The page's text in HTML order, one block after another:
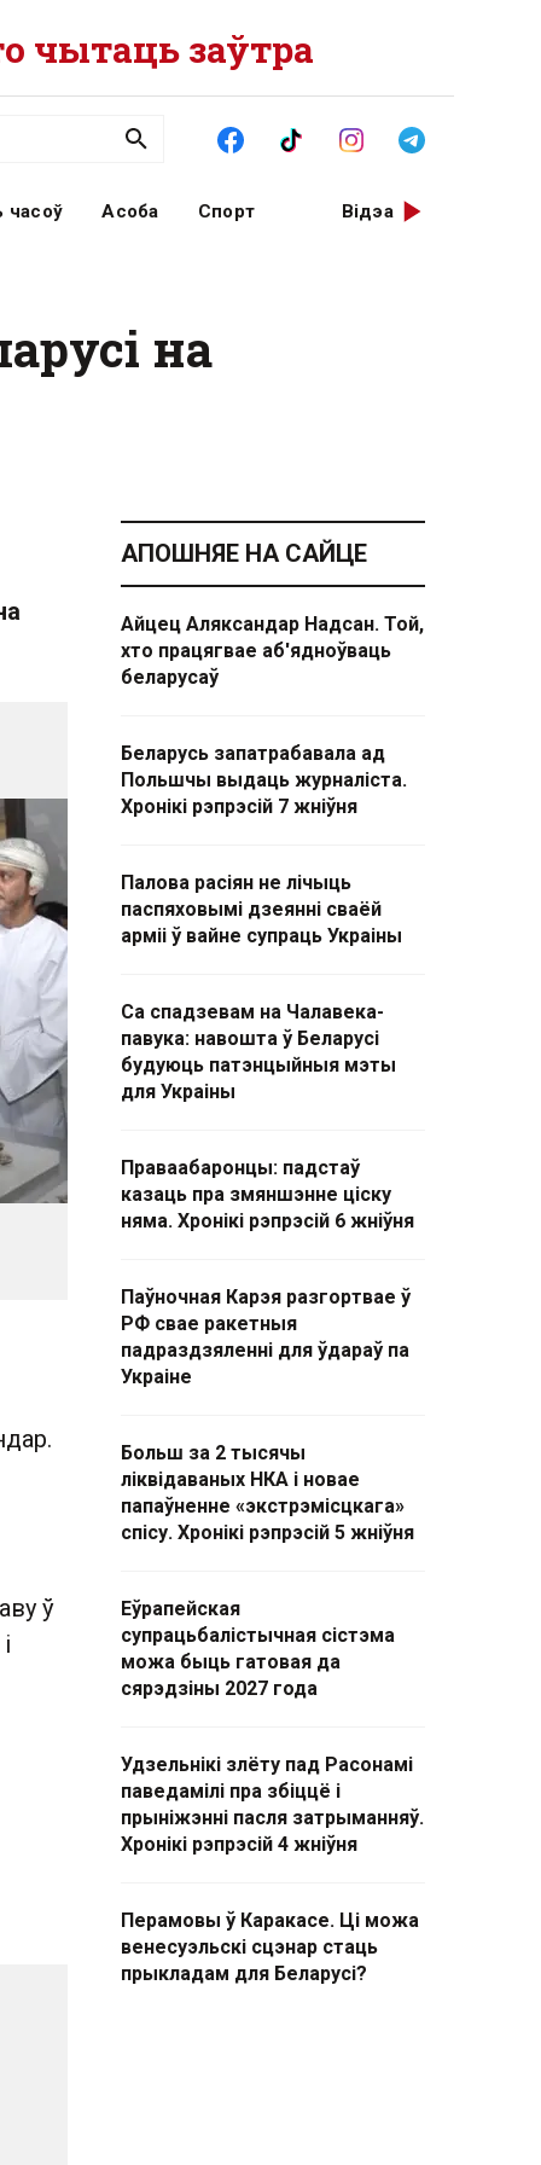
чытаць заўтра
часоў Асоба Спорт Відэа
на
ў
АПОШНЯЕ НА САЙЦЕ
Айцец Аляксандар Надсан. Той,
хто працягвае аб'ядноўваць
беларусаў
Беларусь запатрабавала ад
Польшчы выдаць журналіста.
Хронікі рэпрэсій 7 жніўня
Палова расіян не лічыць
паспяховымі дзеянні сваёй
арміі ў вайне супраць Украіны
Са спадзевам на Чалавека-
павука: навошта ў Беларусі
будуюць патэнцыйныя мэты
для Украіны
Праваабаронцы: падстаў
казаць пра змяншэнне ціску
няма. Хронікі рэпрэсій 6 жніўня
Паўночная Карэя разгортвае ў
РФ свае ракетныя
падраздзяленні для ўдараў па
Украіне
Больш за 2 тысячы
ліквідаваных НКА і новае
папаўненне «экстрэмісцкага»
спісу. Хронікі рэпрэсій 5 жніўня
Еўрапейская
супрацьбалістычная сістэма
можа быць гатовая да
сярэдзіны 2027 года
Удзельнікі злёту пад Расонамі
паведамілі пра збіццё і
прыніжэнні пасля затрыманняў.
Хронікі рэпрэсій 4 жніўня
Перамовы ў Каракасе. Ці можа
венесуэльскі сцэнар стаць
прыкладам для Беларусі?